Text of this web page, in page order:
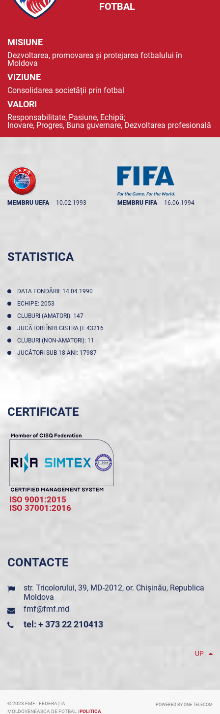
FOTBAL
MISIUNE
Dezvoltarea, promovarea și protejarea fotbalului în
Moldova
VIZIUNE
Consolidarea societății prin fotbal
VALORI
Responsabilitate, Pasiune, Echipă;
Inovare, Progres, Buna guvernare, Dezvoltarea profesională
MEMBRU UEFA -- 10.02.1993 MEMBRU FIFA -- 16.06.1994
STATISTICA
DATA FONDĂRII: 14.04.1990
ECHIPE: 2053
CLUBURI (AMATORI): 147
JUCĂTORI ÎNREGISTRAŢI: 43216
CLUBURI (NON-AMATORI): 11
JUCĂTORI SUB 18 ANI: 17987
CERTIFICATE
ISO 9001:2015
ISO 37001:2016
CONTACTE
str. Tricolorului, 39, MD-2012, or. Chișinău, Republica
Moldova
fmf@fmf.md
tel: + 373 22 210413
UP
© 2023 FMF - FEDERAȚIA
MOLDOVENEASCA DE FOTBAL |POLITICA
POWERED BY ONE TELECOM